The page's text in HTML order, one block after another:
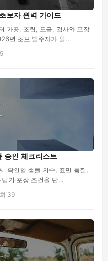
보자 완벽 가이드
가공, 조립, 도금, 검사와 포장
년 초보 발주자가 알...
승인 체크리스트
확인할 샘플 치수, 표면 품질,
기·포장 조건을 단...
39